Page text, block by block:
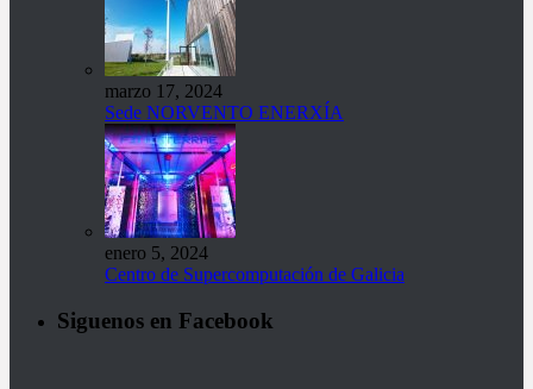
marzo 17, 2024
Sede NORVENTO ENERXÍA
enero 5, 2024
Centro de Supercomputación de Galicia
Siguenos en Facebook